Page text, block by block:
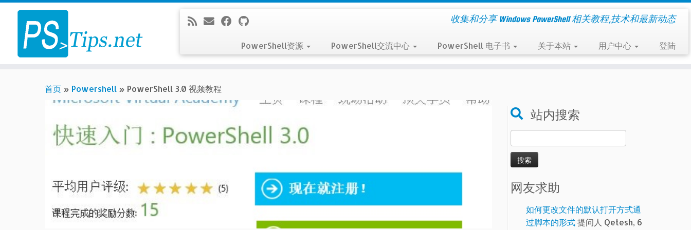
Skip
content
收集和分享 Windows PowerShell 相关教程,技术和最新动态
PowerShell资源 PowerShell交流中心 PowerShell 电子书 关于本站 用户中心 登陆
首页 » Powershell » PowerShell 3.0 视频教程
站内搜索
索：
网友求助
如何更改文件的默认打开方式通
过脚本的形式提问人 Qetesh, 6